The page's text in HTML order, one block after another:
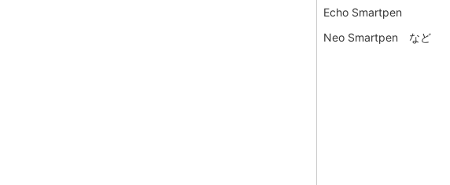
Echo Smartpen
Neo Smartpen など